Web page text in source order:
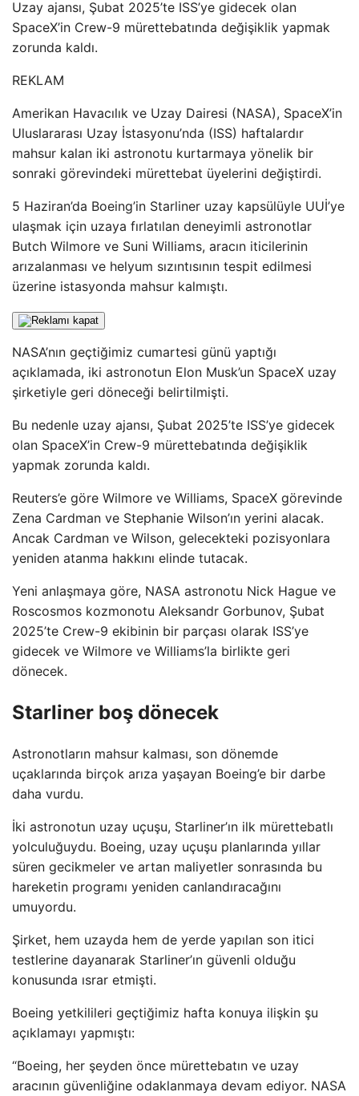
Uzay ajansı, Şubat 2025’te ISS’ye gidecek olan
SpaceX’in Crew-9 mürettebatında değişiklik yapmak
zorunda kaldı.
REKLAM
Amerikan Havacılık ve Uzay Dairesi (NASA), SpaceX’in
Uluslararası Uzay İstasyonu’nda (ISS) haftalardır
mahsur kalan iki astronotu kurtarmaya yönelik bir
sonraki görevindeki mürettebat üyelerini değiştirdi.
5 Haziran’da Boeing’in Starliner uzay kapsülüyle UUİ’ye
ulaşmak için uzaya fırlatılan deneyimli astronotlar
Butch Wilmore ve Suni Williams, aracın iticilerinin
arızalanması ve helyum sızıntısının tespit edilmesi
üzerine istasyonda mahsur kalmıştı.
NASA’nın geçtiğimiz cumartesi günü yaptığı
açıklamada, iki astronotun Elon Musk’un SpaceX uzay
şirketiyle geri döneceği belirtilmişti.
Bu nedenle uzay ajansı, Şubat 2025’te ISS’ye gidecek
olan SpaceX’in Crew-9 mürettebatında değişiklik
yapmak zorunda kaldı.
Reuters’e göre Wilmore ve Williams, SpaceX görevinde
Zena Cardman ve Stephanie Wilson’ın yerini alacak.
Ancak Cardman ve Wilson, gelecekteki pozisyonlara
yeniden atanma hakkını elinde tutacak.
Yeni anlaşmaya göre, NASA astronotu Nick Hague ve
Roscosmos kozmonotu Aleksandr Gorbunov, Şubat
2025’te Crew-9 ekibinin bir parçası olarak ISS’ye
gidecek ve Wilmore ve Williams’la birlikte geri
dönecek.
Starliner boş dönecek
Astronotların mahsur kalması, son dönemde
uçaklarında birçok arıza yaşayan Boeing’e bir darbe
daha vurdu.
İki astronotun uzay uçuşu, Starliner’ın ilk mürettebatlı
yolculuğuydu. Boeing, uzay uçuşu planlarında yıllar
süren gecikmeler ve artan maliyetler sonrasında bu
hareketin programı yeniden canlandıracağını
umuyordu.
Şirket, hem uzayda hem de yerde yapılan son itici
testlerine dayanarak Starliner’ın güvenli olduğu
konusunda ısrar etmişti.
Boeing yetkilileri geçtiğimiz hafta konuya ilişkin şu
açıklamayı yapmıştı:
“Boeing, her şeyden önce mürettebatın ve uzay
aracının güvenliğine odaklanmaya devam ediyor. NASA